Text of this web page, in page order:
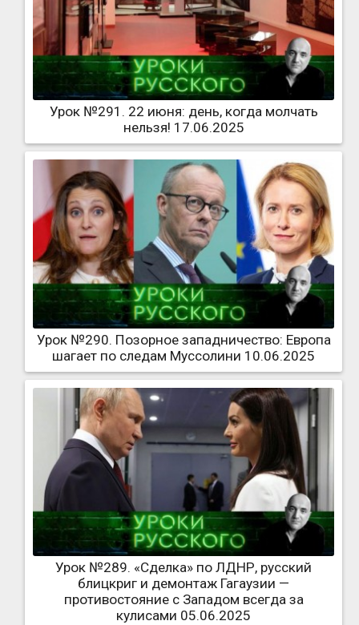
Урок №291. 22 июня: день, когда молчать
нельзя! 17.06.2025
Урок №290. Позорное западничество: Европа
шагает по следам Муссолини 10.06.2025
Урок №289. «Сделка» по ЛДНР, русский
блицкриг и демонтаж Гагаузии —
противостояние с Западом всегда за
кулисами 05.06.2025